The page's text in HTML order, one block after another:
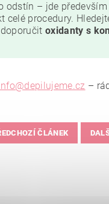
odstín – jde
celé procedury.
doporučitoxidanty s
–
ČLÁNEK